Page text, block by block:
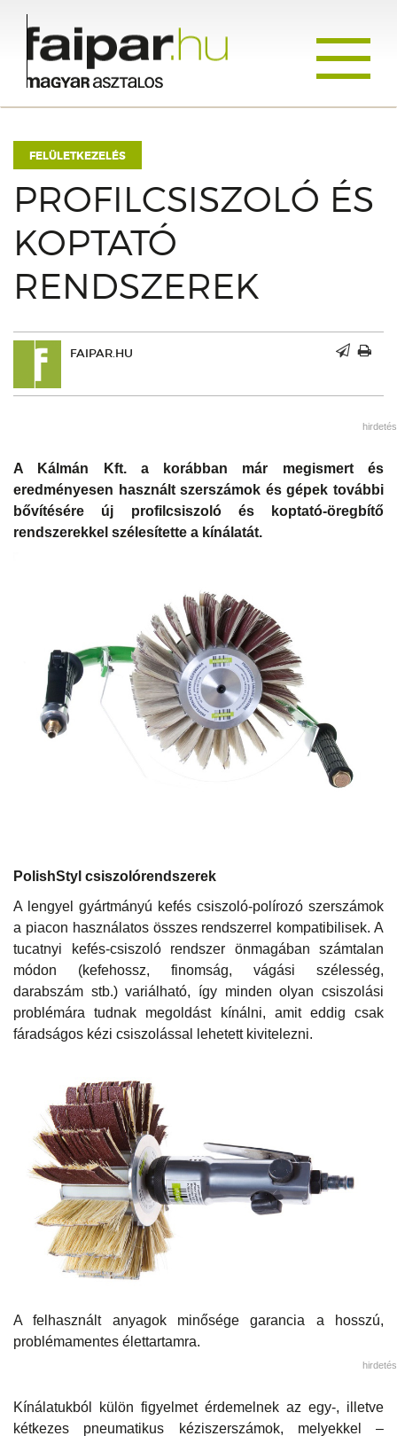
FELÜLETKEZELÉS
PROFILCSISZOLÓ ÉS
KOPTATÓ
RENDSZEREK
FAIPAR.HU
hirdetés
A Kálmán Kft. a korábban már megismert és
eredményesen használt szerszámok és gépek további
bővítésére új profilcsiszoló és koptató-öregbítő
rendszerekkel szélesítette a kínálatát.
PolishStyl csiszolórendszerek
A lengyel gyártmányú kefés csiszoló-polírozó szerszámok
a piacon használatos összes rendszerrel kompatibilisek. A
tucatnyi kefés-csiszoló rendszer önmagában számtalan
módon (kefehossz, finomság, vágási szélesség,
darabszám stb.) variálható, így minden olyan csiszolási
problémára tudnak megoldást kínálni, amit eddig csak
fáradságos kézi csiszolással lehetett kivitelezni.
A felhasznált anyagok minősége garancia a hosszú,
problémamentes élettartamra.
hirdetés
Kínálatukból külön figyelmet érdemelnek az egy-, illetve
kétkezes pneumatikus kéziszerszámok, melyekkel –